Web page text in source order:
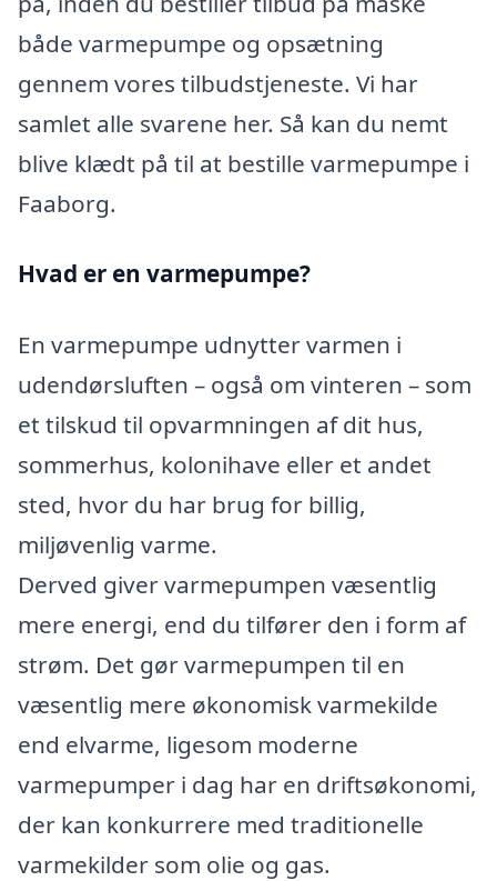
både varmepumpe og opsætning
gennem vores tilbudstjeneste. Vi har
samlet alle svarene her. Så kan du nemt
blive klædt på til at bestille varmepumpe i
Faaborg.
Hvad er en varmepumpe?
En varmepumpe udnytter varmen i
udendørsluften – også om vinteren – som
et tilskud til opvarmningen af dit hus,
sommerhus, kolonihave eller et andet
sted, hvor du har brug for billig,
miljøvenlig varme.
Derved giver varmepumpen væsentlig
mere energi, end du tilfører den i form af
strøm. Det gør varmepumpen til en
væsentlig mere økonomisk varmekilde
end elvarme, ligesom moderne
varmepumper i dag har en driftsøkonomi,
der kan konkurrere med traditionelle
varmekilder som olie og gas.